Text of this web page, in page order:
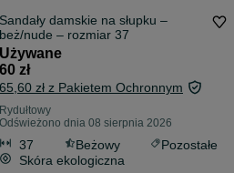
Sandały damskie na słupku –
beż/nude – rozmiar 37
Używane
60 zł
65,60 zł z Pakietem Ochronnym
Rydułtowy
Odświeżono dnia 08 sierpnia 2026
37 Beżowy
Pozostałe
Skóra ekologiczna